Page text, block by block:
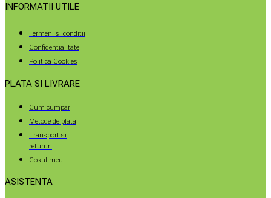
INFORMATII UTILE
Termeni si conditii
Confidentialitate
Politica Cookies
PLATA SI LIVRARE
Cum cumpar
Metode de plata
Transport si
retururi
Cosul meu
ASISTENTA